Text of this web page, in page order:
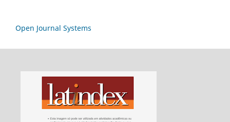
Open Journal Systems